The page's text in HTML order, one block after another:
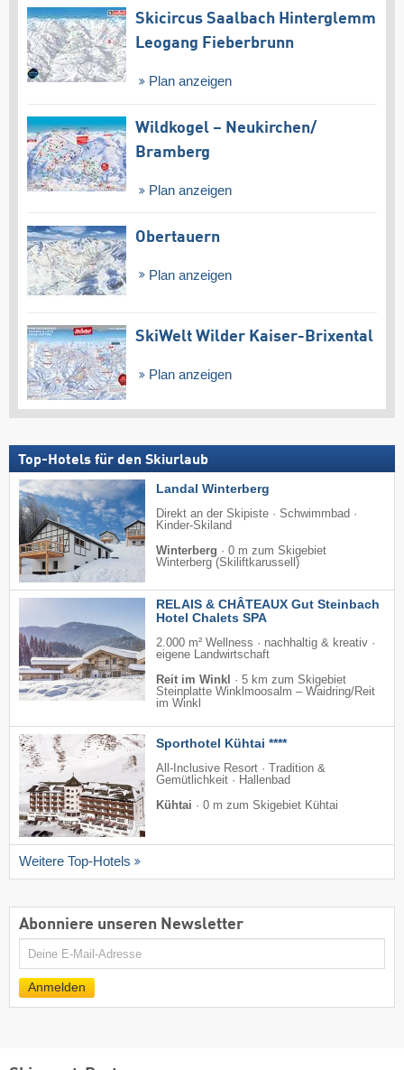
Skicircus Saalbach Hinterglemm
Leogang Fieberbrunn
Plan anzeigen
Wildkogel – Neukirchen/​
Bramberg
Plan anzeigen
Obertauern
Plan anzeigen
SkiWelt Wilder Kaiser-Brixental
Plan anzeigen
Top-Hotels für den Skiurlaub
Landal Winterberg
Direkt an der Skipiste · Schwimmbad ·
Kinder-Skiland
Winterberg · 0 m zum Skigebiet
Winterberg (Skiliftkarussell)
RELAIS & CHÂTEAUX Gut Steinbach
Hotel Chalets SPA
2.000 m² Wellness · nachhaltig & kreativ ·
eigene Landwirtschaft
Reit im Winkl
· 5 km zum Skigebiet
Steinplatte Winklmoosalm – Waidring/​Reit
im Winkl
Sporthotel Kühtai ****
All-Inclusive Resort · Tradition &
Gemütlichkeit · Hallenbad
Kühtai · 0 m zum Skigebiet Kühtai
Weitere Top-Hotels
Abonniere unseren Newsletter
E-
Anmelden